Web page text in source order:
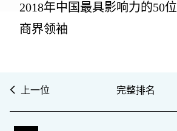
2018年中国最具影响力的50位
商界领袖
上一位 完整排名